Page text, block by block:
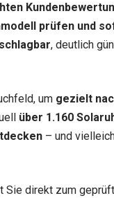
prüfen und
, deutlich
um gezielt
über 1.160
– und
Sie direkt zum